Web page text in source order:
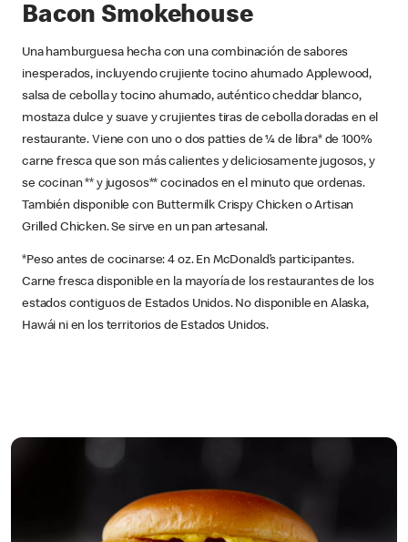
Bacon Smokehouse
Una hamburguesa hecha con una combinación de sabores
inesperados, incluyendo crujiente tocino ahumado Applewood,
salsa de cebolla y tocino ahumado, auténtico cheddar blanco,
mostaza dulce y suave y crujientes tiras de cebolla doradas en el
restaurante. Viene con uno o dos patties de ¼ de libra* de 100%
carne fresca que son más calientes y deliciosamente jugosos, y
se cocinan ** y jugosos** cocinados en el minuto que ordenas.
También disponible con Buttermilk Crispy Chicken o Artisan
Grilled Chicken. Se sirve en un pan artesanal.
*Peso antes de cocinarse: 4 oz. En McDonald’s participantes.
Carne fresca disponible en la mayoría de los restaurantes de los
estados contiguos de Estados Unidos. No disponible en Alaska,
Hawái ni en los territorios de Estados Unidos.